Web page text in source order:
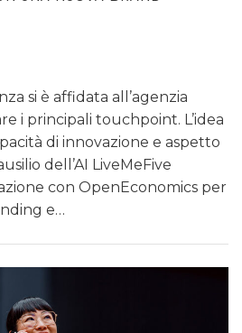
si è affidata all’agenzia
i principali touchpoint. L’idea
di innovazione e aspetto
dell’AI LiveMeFive
con OpenEconomics per
e…